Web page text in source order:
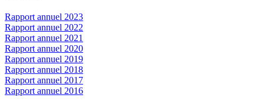
Rapport annuel 2023
Rapport annuel 2022
Rapport annuel 2021
Rapport annuel 2020
Rapport annuel 2019
Rapport annuel 2018
Rapport annuel 2017
Rapport annuel 2016